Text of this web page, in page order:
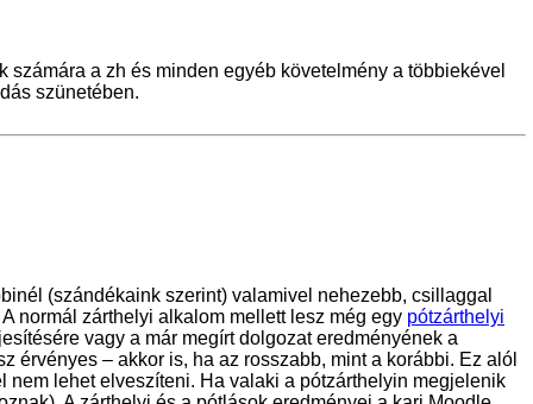
a zh és minden egyéb követelmény a többiekével
szünetében.
(szándékaink szerint) valamivel nehezebb, csillaggal
normál zárthelyi alkalom mellett lesz még egy pótzárthelyi
vagy a már megírt dolgozat eredményének a
érvényes – akkor is, ha az rosszabb, mint a korábbi. Ez alól
nem lehet elveszíteni. Ha valaki a pótzárthelyin megjelenik